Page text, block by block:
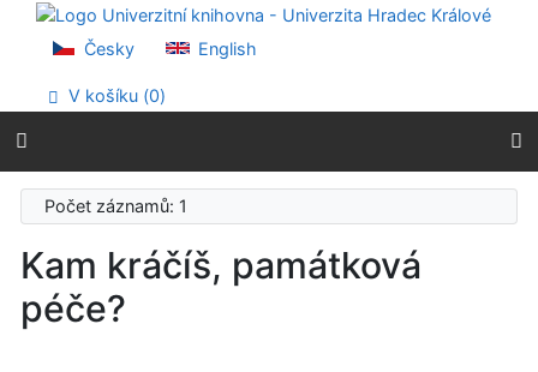
Přejít na obsah
Přejít na menu
Prohlášení o webové přístupnosti
Česky English
V košíku (0)
Počet záznamů: 1
Kam kráčíš, památková
péče?